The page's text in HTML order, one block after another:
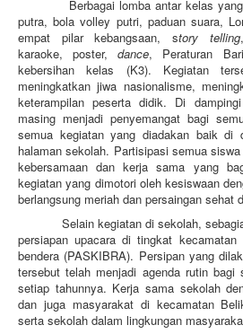
Berbagai lomba antar kelas yang
putra, bola volley putri, paduan suara,
empat pilar kebangsaan, story telling
karaoke, poster,dance, Peraturan
kebersihan kelas (K3). Kegiatan
meningkatkan jiwa nasionalisme,
keterampilan peserta didik. Di
masing menjadi penyemangat bagi
semua kegiatan yang diadakan baik di
halaman sekolah. Partisipasi semua
kebersamaan dan kerja sama yang
kegiatan yang dimotori oleh kesiswaan
berlangsung meriah dan persaingan sehat
Selain kegiatan di sekolah,
persiapan upacara di tingkat kecamatan
bendera (PASKIBRA). Persipan yang
tersebut telah menjadi agenda rutin
setiap tahunnya. Kerja sama sekolah
dan juga masyarakat di kecamatan
serta sekolah dalam lingkungan